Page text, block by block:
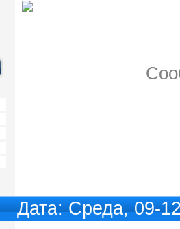
Дата: Среда, 09-